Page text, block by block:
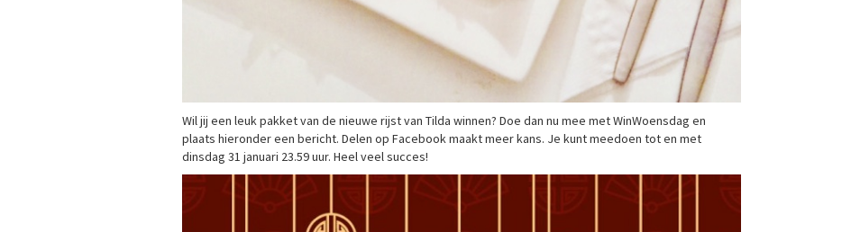
Wil jij een leuk pakket van de nieuwe rijst van Tilda winnen? Doe dan nu mee met WinWoensdag en
plaats hieronder een bericht. Delen op Facebook maakt meer kans. Je kunt meedoen tot en met
dinsdag 31 januari 23.59 uur. Heel veel succes!